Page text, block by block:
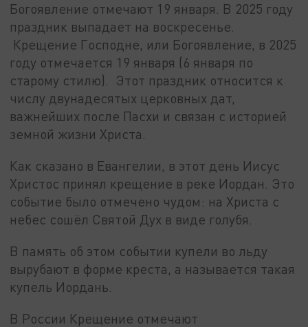
Богоявление отмечают 19 января. В 2025 году
праздник выпадает на воскресенье.
Крещение Господне, или Богоявление, в 2025
году отмечается 19 января (6 января по
старому стилю). Этот праздник относится к
числу двунадесятых церковных дат,
важнейших после Пасхи и связан с историей
земной жизни Христа.
Как сказано в Евангелии, в этот день Иисус
Христос принял крещение в реке Иордан. Это
событие было отмечено чудом: на Христа с
небес сошёл Святой Дух в виде голубя.
В память об этом событии купели во льду
вырубают в форме креста, а называется такая
купель Иордань.
В России Крещение отмечают